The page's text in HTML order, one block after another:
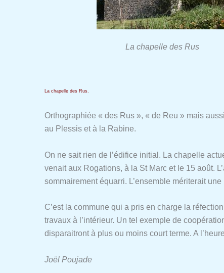
La chapelle des Rus
La chapelle des Rus.
Orthographiée « des Rus », « de Reu » mais
au Plessis et à la Rabine.
On ne sait rien de l’édifice initial. La chapelle
venait aux Rogations, à la St Marc et le 15 août.
sommairement équarri. L’ensemble mériterait
C’est la commune qui a pris en charge la
travaux à l’intérieur. Un tel exemple de
disparaitront à plus ou moins court terme. A
Joël Poujade